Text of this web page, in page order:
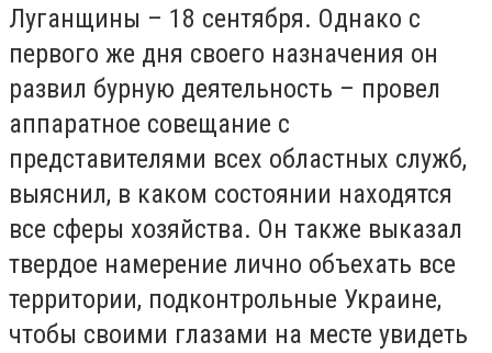
Луганщины – 18 сентября. Однако с
первого же дня своего назначения он
развил бурную деятельность – провел
аппаратное совещание с
представителями всех областных служб,
выяснил, в каком состоянии находятся
все сферы хозяйства. Он также выказал
твердое намерение лично объехать все
территории, подконтрольные Украине,
чтобы своими глазами на месте увидеть